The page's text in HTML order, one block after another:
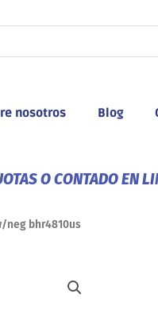
nosotros Blog
O CONTADO EN
neg bhr4810us